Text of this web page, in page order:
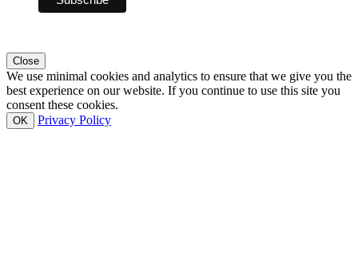
Close
We use minimal cookies and analytics to ensure that we give you the
best experience on our website. If you continue to use this site you
consent these cookies.
OK Privacy Policy